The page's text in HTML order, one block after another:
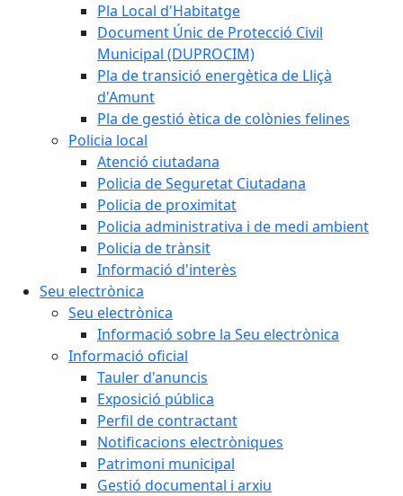
Pla Local d'Habitatge
Document Únic de Protecció Civil
Municipal (DUPROCIM)
Pla de transició energètica de Lliçà
d'Amunt
Pla de gestió ètica de colònies felines
Policia local
Atenció ciutadana
Policia de Seguretat Ciutadana
Policia de proximitat
Policia administrativa i de medi ambient
Policia de trànsit
Informació d'interès
Seu electrònica
Seu electrònica
Informació sobre la Seu electrònica
Informació oficial
Tauler d'anuncis
Exposició pública
Perfil de contractant
Notificacions electròniques
Patrimoni municipal
Gestió documental i arxiu